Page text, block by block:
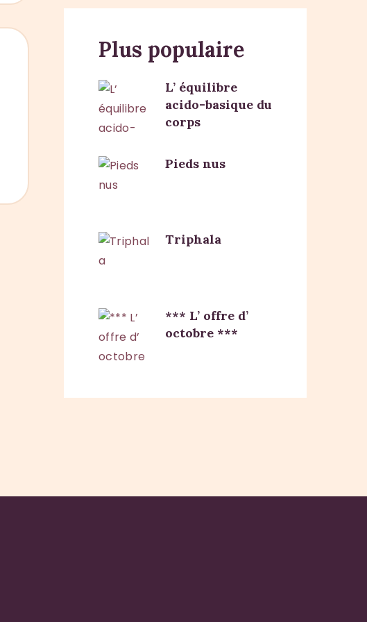
Plus populaire
L’ équilibre
acido-basique du
corps
Pieds nus
Triphala
*** L’ offre d’
octobre ***